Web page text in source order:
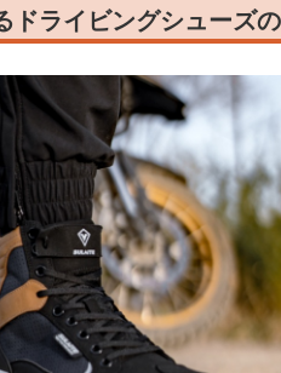
ドライビングシューズ